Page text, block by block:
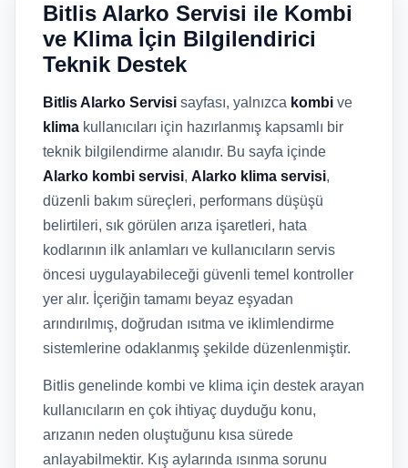
Bitlis Alarko Servisi ile Kombi
ve Klima İçin Bilgilendirici
Teknik Destek
Bitlis Alarko Servisi sayfası, yalnızca kombi ve
klima kullanıcıları için hazırlanmış kapsamlı bir
teknik bilgilendirme alanıdır. Bu sayfa içinde
Alarko kombi servisi, Alarko klima servisi,
düzenli bakım süreçleri, performans düşüşü
belirtileri, sık görülen arıza işaretleri, hata
kodlarının ilk anlamları ve kullanıcıların servis
öncesi uygulayabileceği güvenli temel kontroller
yer alır. İçeriğin tamamı beyaz eşyadan
arındırılmış, doğrudan ısıtma ve iklimlendirme
sistemlerine odaklanmış şekilde düzenlenmiştir.
Bitlis genelinde kombi ve klima için destek arayan
kullanıcıların en çok ihtiyaç duyduğu konu,
arızanın neden oluştuğunu kısa sürede
anlayabilmektir. Kış aylarında ısınma sorunu